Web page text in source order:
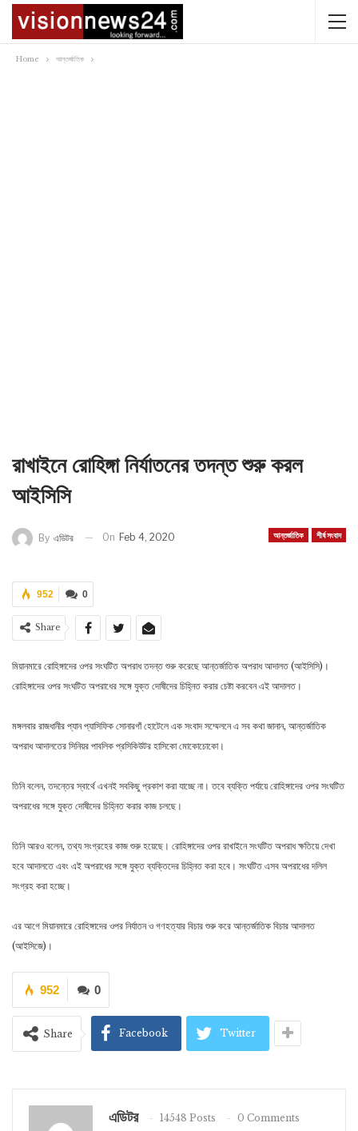
Home আন্তর্জাতিক
রাখাইনে রোহিঙ্গা নির্যাতনের তদন্ত শুরু করল
আইসিসি
আন্তর্জাতিক শীর্ষ সংবাদ
By এডিটর On Feb 4, 2020
0
952
Share
মিয়ানমারে রোহিঙ্গাদের ওপর সংঘটিত অপরাধ তদন্ত শুরু করেছে আন্তর্জাতিক অপরাধ আদালত (আইসিসি)।
রোহিঙ্গাদের ওপর সংঘটিত অপরাধের সঙ্গে যুক্ত দোষীদের চিহ্নিত করার চেষ্টা করবেন এই আদালত।
মঙ্গলবার রাজধানীর প্যান প্যাসিফিক সোনারগাঁ হোটেলে এক সংবাদ সম্মেলনে এ সব কথা জানান, আন্তর্জাতিক
অপরাধ আদালতের সিনিয়র পাবলিক প্রসিকিউটর হাসিকো মোকোচোকো।
তিনি বলেন, তদন্তের স্বার্থে এখনই সবকিছু প্রকাশ করা যাচ্ছে না। তবে ব্যক্তি পর্যায়ে রোহিঙ্গাদের ওপর সংঘটিত
অপরাধের সঙ্গে যুক্ত দোষীদের চিহ্নিত করার কাজ চলছে।
তিনি আরও বলেন, তথ্য সংগ্রহের কাজ শুরু হয়েছে। রোহিঙ্গাদের ওপর রাখাইনে সংঘটিত অপরাধ ক্ষতিয়ে দেখা
হবে আদালতে এবং এই অপরাধের সঙ্গে যুক্ত ব্যক্তিদের চিহ্নিত করা হবে। সংঘটিত এসব অপরাধের দলিল
সংগ্রহ করা হচ্ছে।
এর আগে মিয়ানমারে রোহিঙ্গাদের ওপর নির্যাতন ও গণহত্যার বিচার শুরু করে আন্তর্জাতিক বিচার আদালত
(আইসিজে)।
0
952
Share Facebook Twitter
এডিটর 14548 Posts 0 Comments